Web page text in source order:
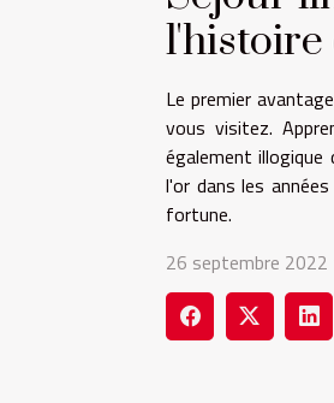
l'histoire
Le premier
vous visitez.
également
l'or dans les
fortune.
26 septembre 2022